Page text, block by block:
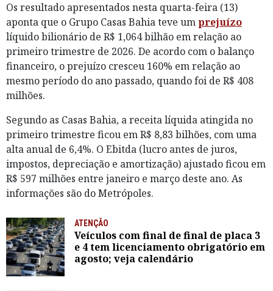
Os resultado apresentados nesta quarta-feira (13)
aponta que o Grupo Casas Bahia teve umprejuízo
líquido bilionário de R$ 1,064 bilhão em relação ao
primeiro trimestre de 2026. De acordo com o balanço
financeiro, o prejuízo cresceu 160% em relação ao
mesmo período do ano passado, quando foi de R$ 408
milhões.
Segundo as Casas Bahia, a receita líquida atingida no
primeiro trimestre ficou em R$ 8,83 bilhões, com uma
alta anual de 6,4%. O Ebitda (lucro antes de juros,
impostos, depreciação e amortização) ajustado ficou em
R$ 597 milhões entre janeiro e março deste ano. As
informações são do Metrópoles.
ATENÇÃO
Veículos com final de final de placa 3
e 4 tem licenciamento obrigatório em
agosto; veja calendário